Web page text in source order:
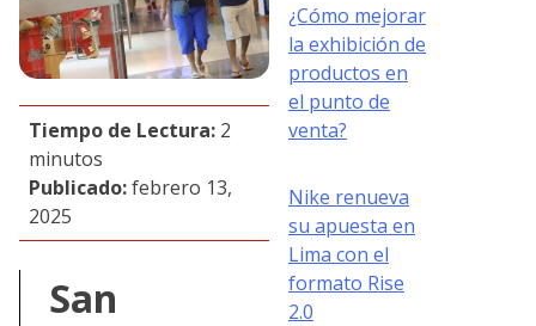
Tiempo de Lectura: 2
minutos
Publicado:febrero 13,
2025
San
¿Cómo mejorar
la exhibición de
productos en
el punto de
venta?
Nike renueva
su apuesta en
Lima con el
formato Rise
2.0